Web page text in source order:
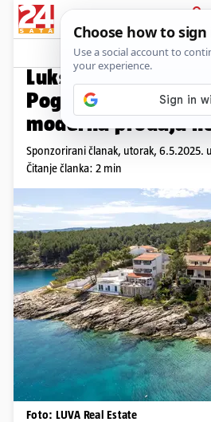
PRIJAVA
Promo sadržaj
Luksuz, iskustvo i
Pogledajte kako
moderna prodaja
Sponzorirani članak, utorak, 6.5.2025.
Čitanje članka: 2 min
Foto: LUVA Real Estate